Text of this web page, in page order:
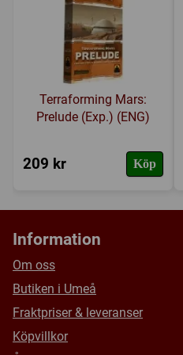
Terraforming Mars:
Prelude (Exp.) (ENG)
209 kr Köp
Information
Om oss
Butiken i Umeå
Fraktpriser & leveranser
Köpvillkor